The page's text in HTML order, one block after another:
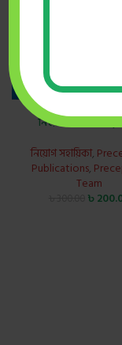
প্রিসেপটর্স NSI
নিয়োগ সহায়িকা
নিয়োগ সহায়িকা,
Publications,
Team
৳